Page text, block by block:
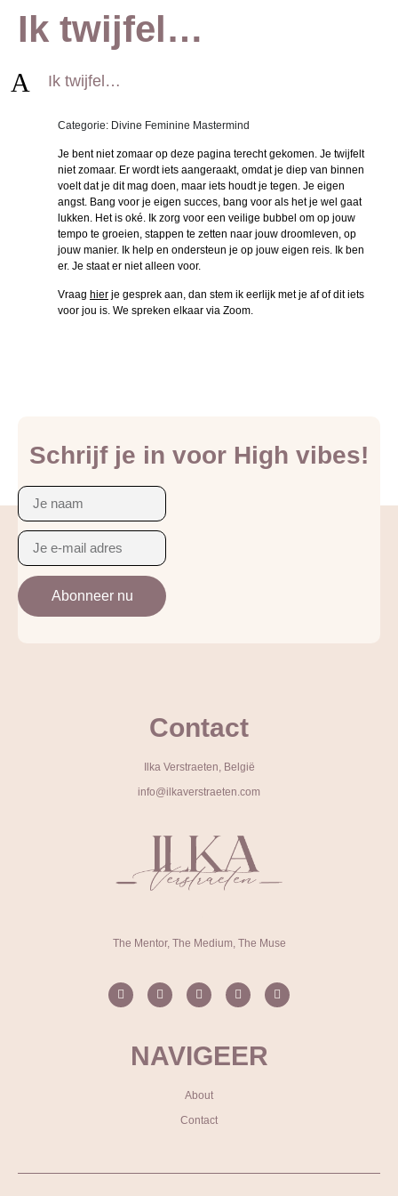
Ik twijfel…
A Ik twijfel…
Categorie: Divine Feminine Mastermind
Je bent niet zomaar op deze pagina terecht gekomen. Je twijfelt
niet zomaar. Er wordt iets aangeraakt, omdat je diep van binnen
voelt dat je dit mag doen, maar iets houdt je tegen. Je eigen
angst. Bang voor je eigen succes, bang voor als het je wel gaat
lukken. Het is oké. Ik zorg voor een veilige bubbel om op jouw
tempo te groeien, stappen te zetten naar jouw droomleven, op
jouw manier. Ik help en ondersteun je op jouw eigen reis. Ik ben
er. Je staat er niet alleen voor.
Vraag hier je gesprek aan, dan stem ik eerlijk met je af of dit iets
voor jou is. We spreken elkaar via Zoom.
Schrijf je in voor High vibes!
Abonneer nu
Contact
Ilka Verstraeten, België
info@ilkaverstraeten.com
The Mentor, The Medium, The Muse
NAVIGEER
About
Contact